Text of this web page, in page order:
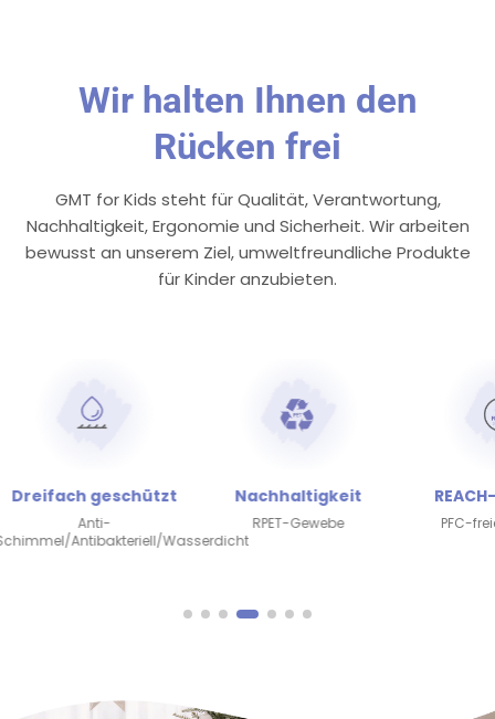
Wir halten Ihnen den
Rücken frei
GMT for Kids steht für Qualität, Verantwortung,
Nachhaltigkeit, Ergonomie und Sicherheit. Wir arbeiten
bewusst an unserem Ziel, umweltfreundliche Produkte
für Kinder anzubieten.
Dreifach geschützt
Anti-
Antibakteriell/Wasserdicht
Nachhaltigkeit
RPET-Gewebe PFC-